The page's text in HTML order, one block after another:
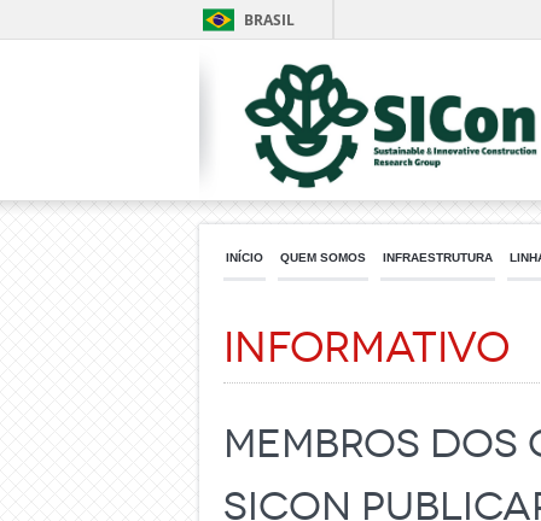
BRASIL
INÍCIO QUEM SOMOS INFRAESTRUTURA
Informativo
Membros
SICon